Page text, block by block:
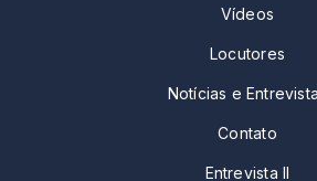
Vídeos
Locutores
Notícias e
Contato
Entrevista II